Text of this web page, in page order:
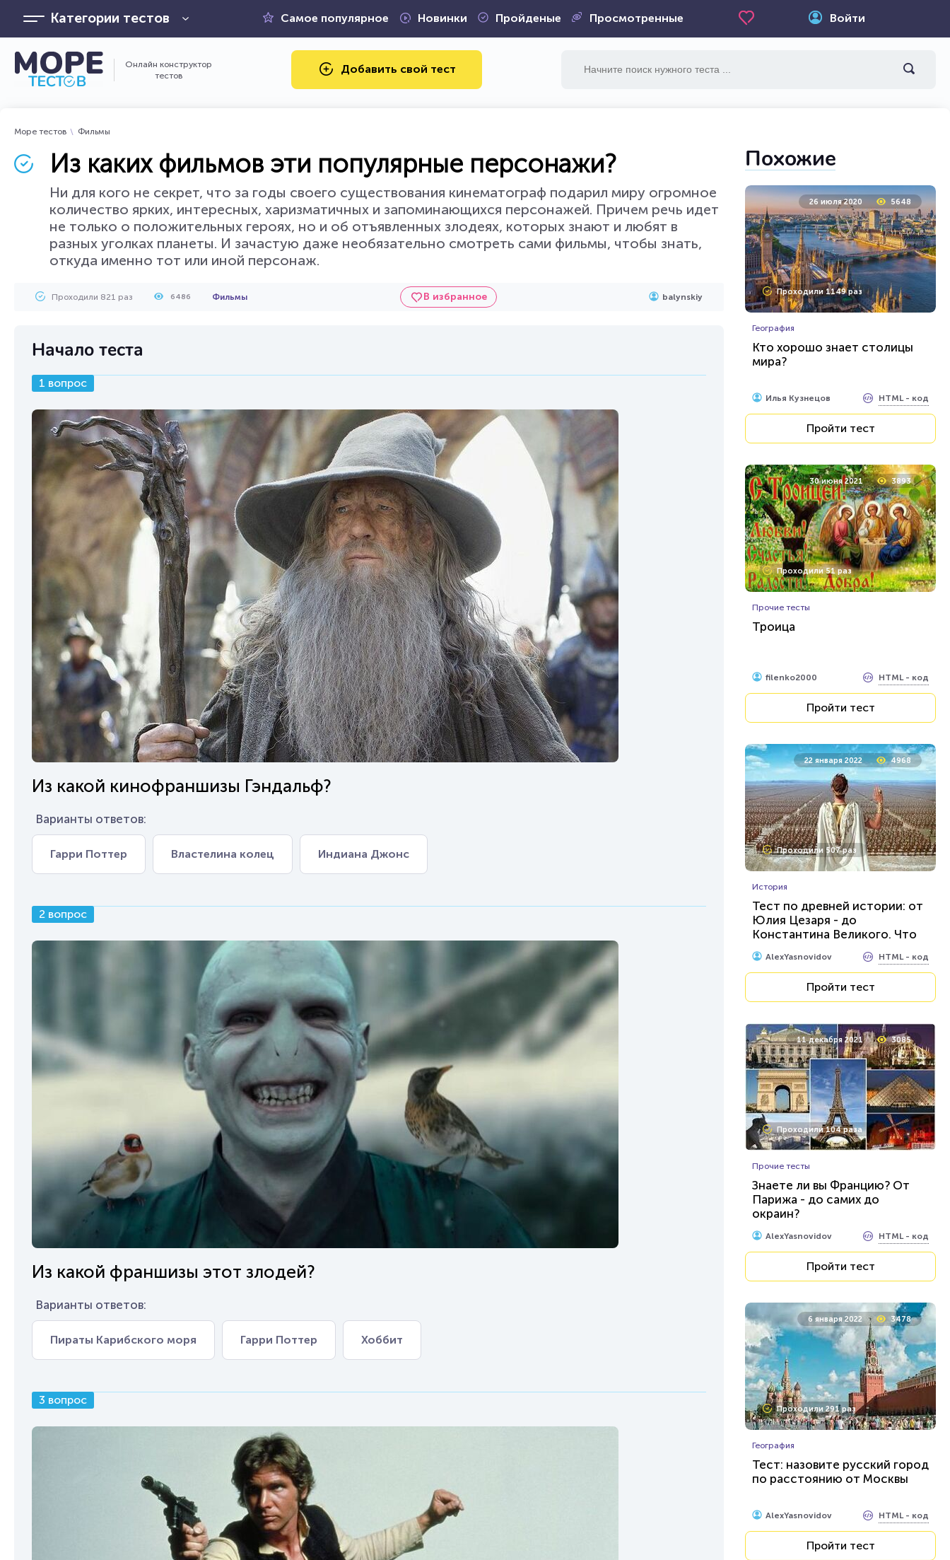
Категории тестов Самое популярное Новинки Пройденые Просмотренные Войти
Онлайн конструктор
тестов
Добавить свой тест
Море тестов Фильмы
Из каких фильмов эти популярные персонажи?
Ни для кого не секрет, что за годы своего существования кинематограф подарил миру огромное
количество ярких, интересных, харизматичных и запоминающихся персонажей. Причем речь идет
не только о положительных героях, но и об отъявленных злодеях, которых знают и любят в
разных уголках планеты. И зачастую даже необязательно смотреть сами фильмы, чтобы знать,
откуда именно тот или иной персонаж.
Проходили 821 раз 6486 Фильмы В избранное balynskiy
Начало теста
1 вопрос
Из какой кинофраншизы Гэндальф?
Варианты ответов:
Гарри Поттер Властелина колец Индиана Джонс
2 вопрос
Из какой франшизы этот злодей?
Варианты ответов:
Пираты Карибского моря Гарри Поттер Хоббит
3 вопрос
Похожие
26 июля 2020 5648
Проходили 1149 раз
География
Кто хорошо знает столицы
мира?
Илья Кузнецов HTML - код
Пройти тест
30 июня 2021 3893
Проходили 51 раз
Прочие тесты
Троица
filenko2000 HTML - код
Пройти тест
22 января 2022 4968
Проходили 507 раз
История
Тест по древней истории: от
Юлия Цезаря - до
Константина Великого. Что
вам о них известно?
AlexYasnovidov HTML - код
Пройти тест
11 декабря 2021 3085
Проходили 104 раза
Прочие тесты
Знаете ли вы Францию? От
Парижа - до самих до
окраин?
AlexYasnovidov HTML - код
Пройти тест
6 января 2022 3478
Проходили 291 раз
География
Тест: назовите русский город
по расстоянию от Москвы
AlexYasnovidov HTML - код
Пройти тест